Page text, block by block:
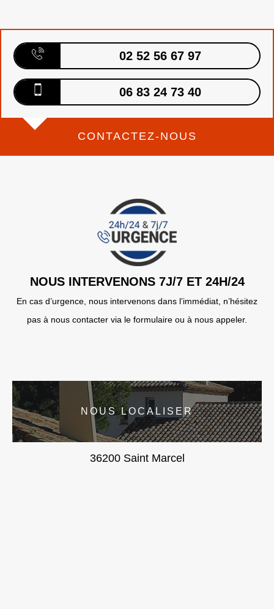
02 52 56 67 97
06 83 24 73 40
CONTACTEZ-NOUS
NOUS INTERVENONS 7J/7 ET 24H/24
En cas d’urgence, nous intervenons dans l’immédiat, n’hésitez
pas à nous contacter via le formulaire ou à nous appeler.
NOUS LOCALISER
36200 Saint Marcel